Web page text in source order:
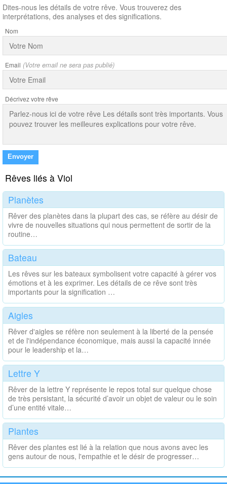
Dites-nous les détails de votre rêve. Vous trouverez des
interprétations, des analyses et des significations.
Nom
Email (Votre email ne sera pas publié)
Décrivez votre rêve
Envoyer
Rêves liés à Viol
Planètes
Rêver des planètes dans la plupart des cas, se réfère au désir de
vivre de nouvelles situations qui nous permettent de sortir de la
routine…
Bateau
Les rêves sur les bateaux symbolisent votre capacité à gérer vos
émotions et à les exprimer. Les détails de ce rêve sont très
importants pour la signification …
Aigles
Rêver d'aigles se réfère non seulement à la liberté de la pensée
et de l'indépendance économique, mais aussi la capacité innée
pour le leadership et la…
Lettre Y
Rêver de la lettre Y représente le repos total sur quelque chose
de très persistant, la sécurité d’avoir un objet de valeur ou le soin
d’une entité vitale…
Plantes
Rêver des plantes est lié à la relation que nous avons avec les
gens autour de nous, l'empathie et le désir de progresser…